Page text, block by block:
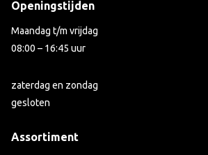
Openingstijden
Maandag t/m vrijdag
08:00 – 16:45 uur
zaterdag en zondag
gesloten
Assortiment